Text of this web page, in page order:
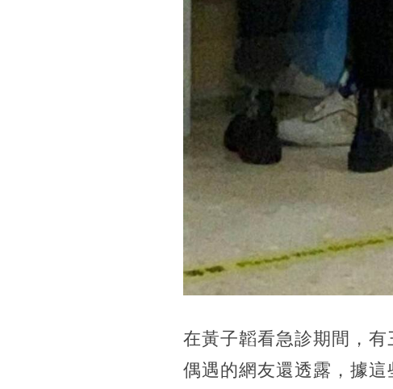
在黃子韜看急診期間，有
偶遇的網友還透露，據